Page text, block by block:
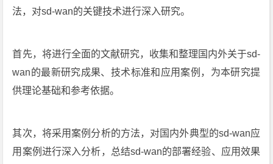
法，对sd-wan的关键技术进行深入研究。
首先，将进行全面的文献研究，收集和整理国内外关于sd-
wan的最新研究成果、技术标准和应用案例，为本研究提
供理论基础和参考依据。
其次，将采用案例分析的方法，对国内外典型的sd-wan应
用案例进行深入分析，总结sd-wan的部署经验、应用效果